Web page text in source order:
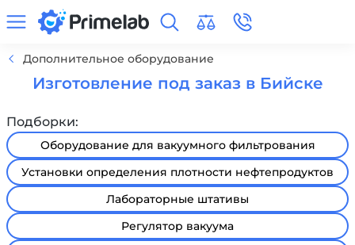
Дополнительное оборудование
Изготовление под заказ в Бийске
Подборки:
Оборудование для вакуумного фильтрования
Установки определения плотности нефтепродуктов
Лабораторные штативы
Регулятор вакуума